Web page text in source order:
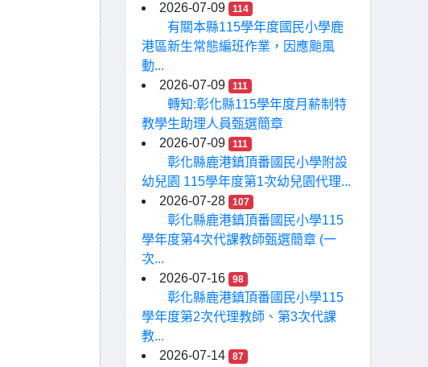
2026-07-09
114
有關本縣115學年度國民小學鹿
港區新生常態編班作業，因應颱風
動...
2026-07-09
111
轉知:彰化縣115學年度月薪制特
教學生助理人員甄選簡章
2026-07-09
111
彰化縣鹿港鎮頂番國民小學附設
幼兒園 115學年度第1次幼兒園代理...
2026-07-28
107
彰化縣鹿港鎮頂番國民小學115
學年度第4次代課教師甄選簡章 (一
次...
2026-07-16
98
彰化縣鹿港鎮頂番國民小學115
學年度第2次代理教師、第3次代課
教...
2026-07-14
87